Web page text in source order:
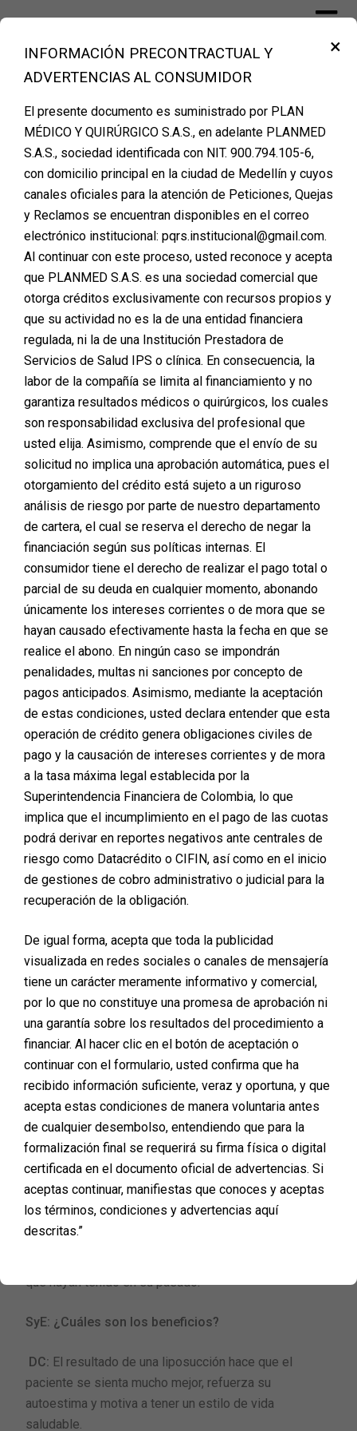
Financiación Cirugía Plástica Medellín
– PLANMED
Son muchas las cirugías plásticas que las personas
se realizan hoy en día, sin embargo, la liposucción ha
sido una de las más recomendadas a realizarse y
detrás de ella vienen muchos mitos y verdades.
“La liposucción es una intervención quirúrgica donde
se extrae grasa localizada en diferentes partes del
cuerpo para lograr una apariencia estética mejorada”,
nos cuenta el doctor Daniel Andrés Correa Posada,
cirujano y gerente de la Clínica Especialistas del
Poblado, quien nos va a contar un poco sobre lo que
hay detrás de este tipo de cirugía:
Salud y estética: ¿La liposucción es un tratamiento
para combatir la obesidad?
Dr. Daniel Correa:No, la liposucción no es un
tratamiento contra la obesidad. La liposucción ayuda a
moldear el cuerpo de un paciente e impulsa a que
aquel adopte un estilo de vida saludable, acompañado
de una dieta balanceada y ejercicio. Hay que aclarar
que con esta cirugía no se hacen milagros, la
liposucción no va a hacer que el paciente deje de
subir de peso, si el paciente no se cuida, los
resultados no serán los óptimos.
SyE: ¿Qué pasos debe seguir una persona que se
quiera hacer la Liposucción?
DC:Primero debe buscar un médico que este
realmente preparado para realizar procedimientos
estéticos, al igual que una buena clínica avalada por
entidades de salud como por ejemplo, la Clínica
Especialistas del Poblado, que está habilitada por la
Dirección Seccional de Salud de Antioquia. Después
de esto, la paciente debe ser valorada por el
especialista y es muy importante que no oculten
información al médico porque todos los detalles
cuentan para realizar una cirugía con éxito.
SyE: ¿Cuáles son los riesgos de realizarse una
liposucción?
DC:
Toda intervención quirúrgica tiene riesgos, desde
una infección o sangrado hasta la muerte, de ahí
que hayan tenido en su pasado.
SyE: ¿Cuáles son los beneficios?
DC: El resultado de una liposucción hace que el
paciente se sienta mucho mejor, refuerza su
autoestima y motiva a tener un estilo de vida
saludable.
×
INFORMACIÓN PRECONTRACTUAL Y
ADVERTENCIAS AL CONSUMIDOR
El presente documento es suministrado por PLAN
MÉDICO Y QUIRÚRGICO S.A.S., en adelante PLANMED
S.A.S., sociedad identificada con NIT. 900.794.105-6,
con domicilio principal en la ciudad de Medellín y cuyos
canales oficiales para la atención de Peticiones, Quejas
y Reclamos se encuentran disponibles en el correo
electrónico institucional: pqrs.institucional@gmail.com.
Al continuar con este proceso, usted reconoce y acepta
que PLANMED S.A.S. es una sociedad comercial que
otorga créditos exclusivamente con recursos propios y
que su actividad no es la de una entidad financiera
regulada, ni la de una Institución Prestadora de
Servicios de Salud IPS o clínica. En consecuencia, la
labor de la compañía se limita al financiamiento y no
garantiza resultados médicos o quirúrgicos, los cuales
son responsabilidad exclusiva del profesional que
usted elija. Asimismo, comprende que el envío de su
solicitud no implica una aprobación automática, pues el
otorgamiento del crédito está sujeto a un riguroso
análisis de riesgo por parte de nuestro departamento
de cartera, el cual se reserva el derecho de negar la
financiación según sus políticas internas. El
consumidor tiene el derecho de realizar el pago total o
parcial de su deuda en cualquier momento, abonando
únicamente los intereses corrientes o de mora que se
hayan causado efectivamente hasta la fecha en que se
realice el abono. En ningún caso se impondrán
penalidades, multas ni sanciones por concepto de
pagos anticipados. Asimismo, mediante la aceptación
de estas condiciones, usted declara entender que esta
operación de crédito genera obligaciones civiles de
pago y la causación de intereses corrientes y de mora
a la tasa máxima legal establecida por la
Superintendencia Financiera de Colombia, lo que
implica que el incumplimiento en el pago de las cuotas
podrá derivar en reportes negativos ante centrales de
riesgo como Datacrédito o CIFIN, así como en el inicio
de gestiones de cobro administrativo o judicial para la
recuperación de la obligación.
De igual forma, acepta que toda la publicidad
visualizada en redes sociales o canales de mensajería
tiene un carácter meramente informativo y comercial,
por lo que no constituye una promesa de aprobación ni
una garantía sobre los resultados del procedimiento a
financiar. Al hacer clic en el botón de aceptación o
continuar con el formulario, usted confirma que ha
recibido información suficiente, veraz y oportuna, y que
acepta estas condiciones de manera voluntaria antes
de cualquier desembolso, entendiendo que para la
formalización final se requerirá su firma física o digital
certificada en el documento oficial de advertencias. Si
aceptas continuar, manifiestas que conoces y aceptas
los términos, condiciones y advertencias aquí
descritas.”